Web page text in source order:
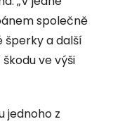
společně
šperky a další
ve výši
jednoho z